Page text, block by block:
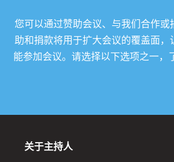
您可以通过赞助会议、与我们合作或
助和捐款将用于扩大会议的覆盖面，
能参加会议。请选择以下选项之一，
关于主持人